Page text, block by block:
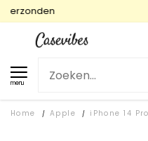
Snelle
menu
Home / Apple / iPhone 14